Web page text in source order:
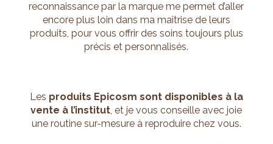
reconnaissance par la marque me permet d’aller
encore plus loin dans ma maîtrise de leurs
produits, pour vous offrir des soins toujours plus
précis et personnalisés.
Les produits Epicosm sont disponibles à la
vente à l’institut, et je vous conseille avec joie
une routine sur-mesure à reproduire chez vous.